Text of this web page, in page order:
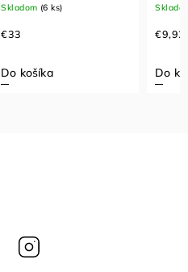
Skladom (6 ks)
€33
Do košíka
€9,92
Do
Facebook